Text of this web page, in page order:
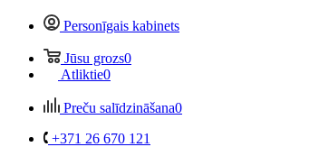
Personīgais kabinets
Jūsu grozs0
Atliktie0
Preču salīdzināšana0
+371 26 670 121